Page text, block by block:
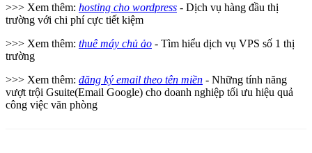
>>> Xem thêm: hosting cho wordpress - Dịch vụ hàng đầu thị
trường với chi phí cực tiết kiệm
>>> Xem thêm: thuê máy chủ ảo - Tìm hiểu dịch vụ VPS số 1 thị
trường
>>> Xem thêm: đăng ký email theo tên miền - Những tính năng
vượt trội Gsuite(Email Google) cho doanh nghiệp tối ưu hiệu quả
công việc văn phòng